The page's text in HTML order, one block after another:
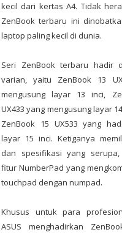
kecil dari kertas A4. Tidak
ZenBook terbaru ini
laptop paling kecil di dunia.
Seri ZenBook terbaru hadir
varian, yaitu ZenBook 13
mengusung layar 13 inci,
UX433 yang mengusung layar
ZenBook 15 UX533 yang
layar 15 inci. Ketiganya
dan spesifikasi yang
fitur NumberPad yang
touchpad dengan numpad.
Khusus untuk para
ASUS menghadirkan